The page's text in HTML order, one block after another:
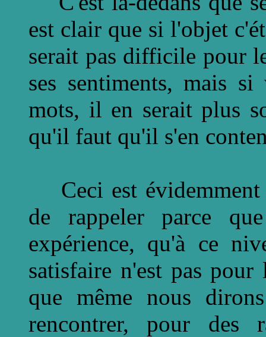
est clair que si l'objet
serait pas difficile pour
ses sentiments, mais
mots, il en serait plus
qu'il faut qu'il s'en
Ceci est évidemment
de rappeler parce
expérience, qu'à ce
satisfaire n'est pas
que même nous
rencontrer, pour des